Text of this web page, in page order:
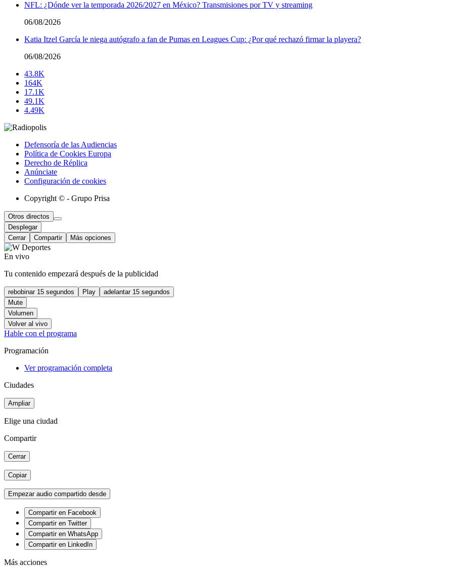
NFL: ¿Dónde ver la temporada 2026/2027 en México? Transmisiones por TV y streaming
06/08/2026
Katia Itzel García le niega autógrafo a fan de Pumas en Leagues Cup: ¿Por qué rechazó firmar la playera?
06/08/2026
43.8K
164K
17.1K
49.1K
4.49K
Defensoría de las Audiencias
Política de Cookies Europa
Derecho de Réplica
Anúnciate
Configuración de cookies
Copyright © - Grupo Prisa
Otros directos
Desplegar
Cerrar
Compartir Más opciones
En vivo
Tu contenido empezará después de la publicidad
rebobinar 15 segundos Play
adelantar 15 segundos
Mute
Volumen
Volver al vivo
Hable con el programa
Programación
Ver programación completa
Ciudades
Ampliar
Elige una ciudad
Compartir
Cerrar
Copiar
Empezar audio compartido desde
Compartir en Facebook
Compartir en Twitter
Compartir en WhatsApp
Compartir en LinkedIn
Más acciones